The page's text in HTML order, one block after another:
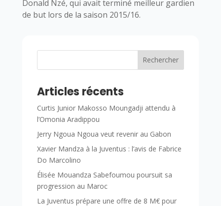
Donald Nzé, qui avait terminé meilleur gardien
de but lors de la saison 2015/16.
Rechercher
Articles récents
Curtis Junior Makosso Moungadji attendu à
l’Omonia Aradippou
Jerry Ngoua Ngoua veut revenir au Gabon
Xavier Mandza à la Juventus : l’avis de Fabrice
Do Marcolino
Élisée Mouandza Sabefoumou poursuit sa
progression au Maroc
La Juventus prépare une offre de 8 M€ pour